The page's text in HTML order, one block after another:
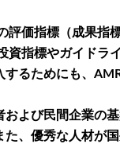
価指標（成果
指標やガイドラ
るためにも、
よび民間企業の
、優秀な人材が